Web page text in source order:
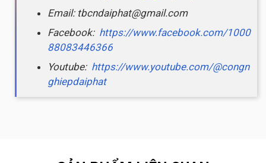
Email: tbcndaiphat@gmail.com
Facebook: https://www.facebook.com/1000
88083446366
Youtube: https://www.youtube.com/@congn
ghiepdaiphat